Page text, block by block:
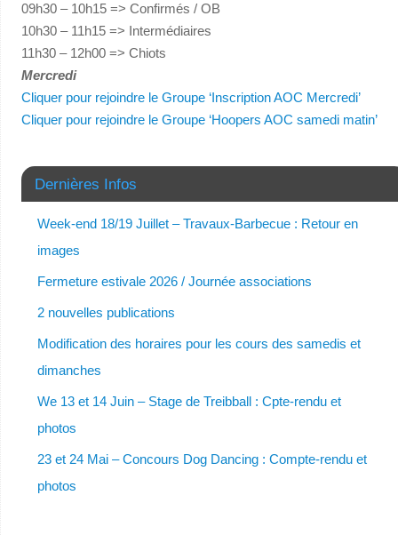
09h30 – 10h15 => Confirmés / OB
10h30 – 11h15 => Intermédiaires
11h30 – 12h00 => Chiots
Mercredi
Cliquer pour rejoindre le Groupe ‘Inscription AOC Mercredi’
Cliquer pour rejoindre le Groupe ‘Hoopers AOC samedi matin’
Dernières Infos
Week-end 18/19 Juillet – Travaux-Barbecue : Retour en
images
Fermeture estivale 2026 / Journée associations
2 nouvelles publications
Modification des horaires pour les cours des samedis et
dimanches
We 13 et 14 Juin – Stage de Treibball : Cpte-rendu et
photos
23 et 24 Mai – Concours Dog Dancing : Compte-rendu et
photos